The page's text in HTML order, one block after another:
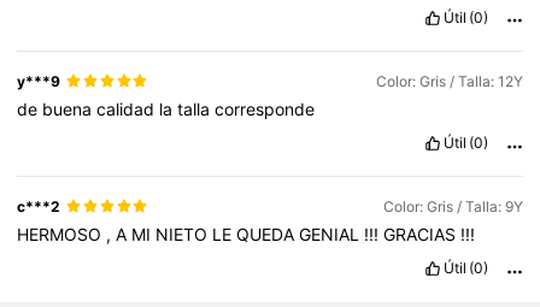
Útil (0)
y***9 Color: Gris / Talla: 12Y
de buenacalidad latallacorresponde
Útil (0)
c***2 Color: Gris / Talla: 9Y
HERMOSO ,A MI NIETO LEQUEDAGENIAL !!!GRACIAS !!!
Útil (0)